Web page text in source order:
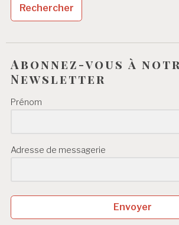
Abonnez-vous à
Newsletter
Prénom
Adresse de messagerie
Envoyer